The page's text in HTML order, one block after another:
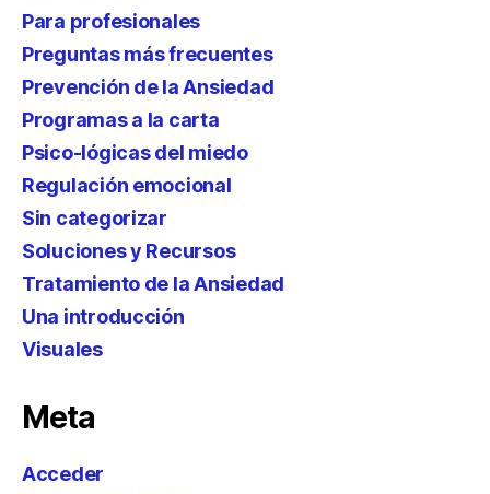
Para profesionales
Preguntas más frecuentes
Prevención de la Ansiedad
Programas a la carta
Psico-lógicas del miedo
Regulación emocional
Sin categorizar
Soluciones y Recursos
Tratamiento de la Ansiedad
Una introducción
Visuales
Meta
Acceder